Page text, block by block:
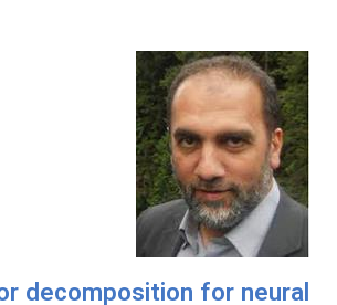
decomposition for neural